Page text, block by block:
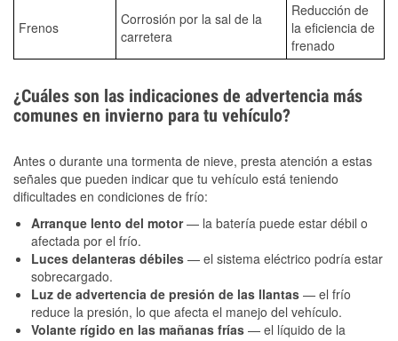
Frenos
Corrosión por la sal de la
carretera
Reducción de
la eficiencia de
frenado
¿Cuáles son las indicaciones de advertencia más
comunes en invierno para tu vehículo?
Antes o durante una tormenta de nieve, presta atención a estas
señales que pueden indicar que tu vehículo está teniendo
dificultades en condiciones de frío:
Arranque lento del motor— la batería puede estar débil o
afectada por el frío.
Luces delanteras débiles — el sistema eléctrico podría estar
sobrecargado.
Luz de advertencia de presión de las llantas — el frío
reduce la presión, lo que afecta el manejo del vehículo.
Volante rígido en las mañanas frías — el líquido de la